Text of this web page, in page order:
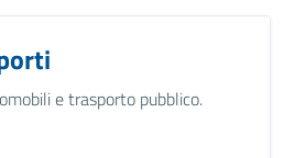
e trasporto pubblico.